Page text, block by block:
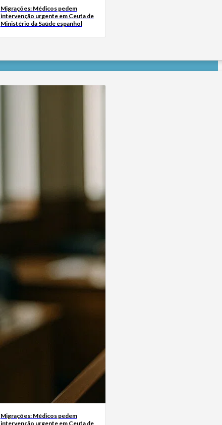
Migrações: Médicos pedem
intervenção urgente em Ceuta de
Ministério da Saúde espanhol
Migrações: Médicos pedem
intervenção urgente em Ceuta de